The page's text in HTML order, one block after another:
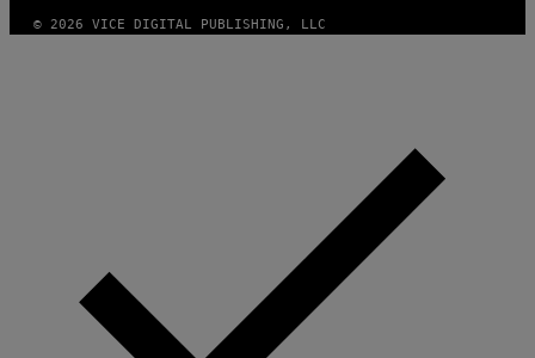
© 2026 VICE DIGITAL PUBLISHING, LLC